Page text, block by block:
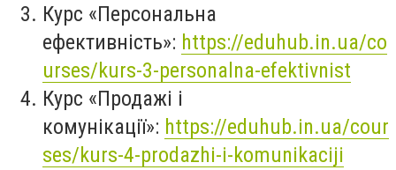
Курс «Персональна
ефективність»: https://eduhub.in.ua/co
urses/kurs-3-personalna-efektivnist
Курс «Продажі і
комунікації»: https://eduhub.in.ua/cour
ses/kurs-4-prodazhi-i-komunikaciji